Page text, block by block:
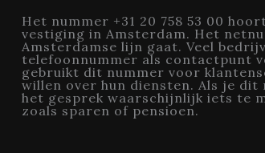
Het nummer +31 20 758 53 00
vestiging in Amsterdam. Het
Amsterdamse lijn gaat. Veel
telefoonnummer als contactpunt
gebruikt dit nummer voor
willen over hun diensten. Als je
het gesprek waarschijnlijk iets te
zoals sparen of pensioen.